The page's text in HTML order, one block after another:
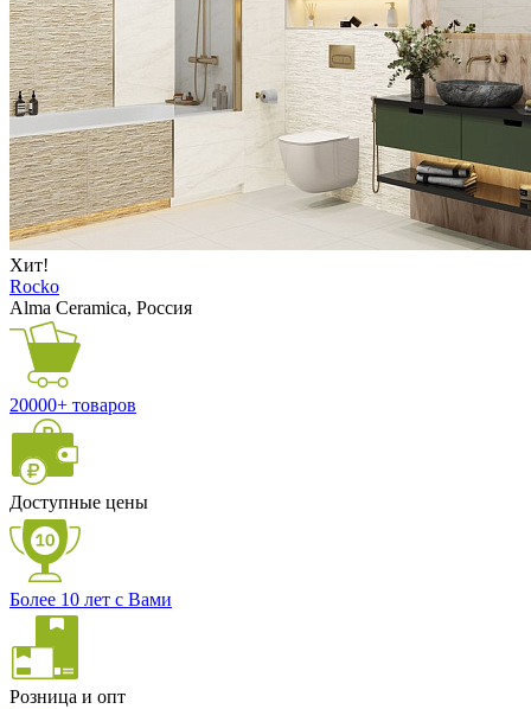
Хит!
Rocko
Alma Ceramica, Россия
20000+ товаров
Доступные цены
Более 10 лет с Вами
Розница и опт